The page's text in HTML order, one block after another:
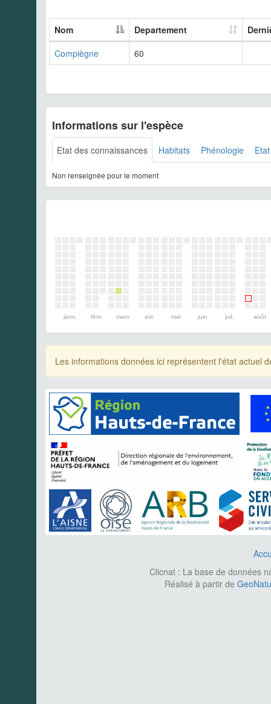
Nom Departement
Compiègne
60
Informations sur l'espèce
Etat des connaissances Habitats Phénologie
Non renseignée pour le moment
janv. févr. mars avr. mai juin juil. août
Les informations données ici représentent l'état actuel
Clicnat : La base de données
Réalisé à partir de